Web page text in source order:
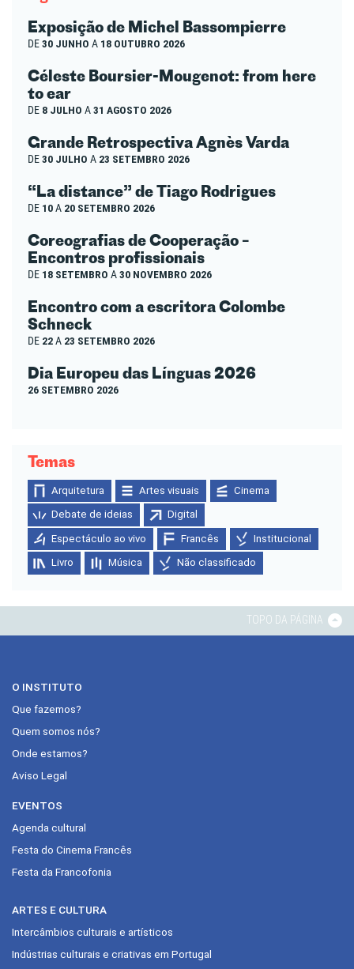
Exposição de Michel Bassompierre
DE30 JUNHO A 18 OUTUBRO 2026
Céleste Boursier-Mougenot: from here
to ear
DE 8 JULHO A31 AGOSTO 2026
Grande Retrospectiva Agnès Varda
DE30 JULHO A 23 SETEMBRO 2026
“La distance” de Tiago Rodrigues
DE 10A 20 SETEMBRO 2026
Coreografias de Cooperação –
Encontros profissionais
DE 18 SETEMBRO A30 NOVEMBRO 2026
Encontro com a escritora Colombe
Schneck
DE 22A 23 SETEMBRO 2026
Dia Europeu das Línguas 2026
26 SETEMBRO 2026
Temas
Arquitetura Artes visuais Cinema
Debate de ideias Digital
Espectáculo ao vivo Francês Institucional
Livro Música Não classificado
TOPO DA PÁGINA
O INSTITUTO
Que fazemos?
Quem somos nós?
Onde estamos?
Aviso Legal
EVENTOS
Agenda cultural
Festa do Cinema Francês
Festa da Francofonia
ARTES E CULTURA
Intercâmbios culturais e artísticos
Indústrias culturais e criativas em Portugal